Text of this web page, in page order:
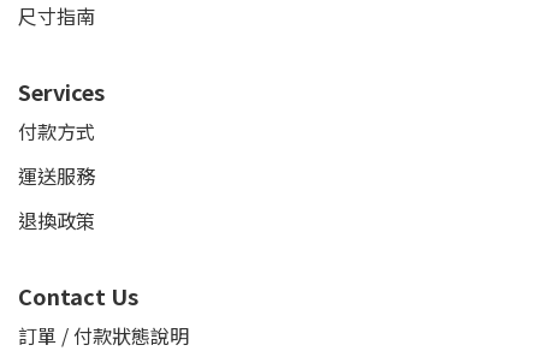
尺寸指南
Services
付款方式
運送服務
退換政策
Contact Us
訂單 / 付款狀態說明